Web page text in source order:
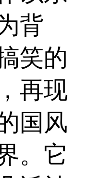
背
笑的
再现
国风
。它